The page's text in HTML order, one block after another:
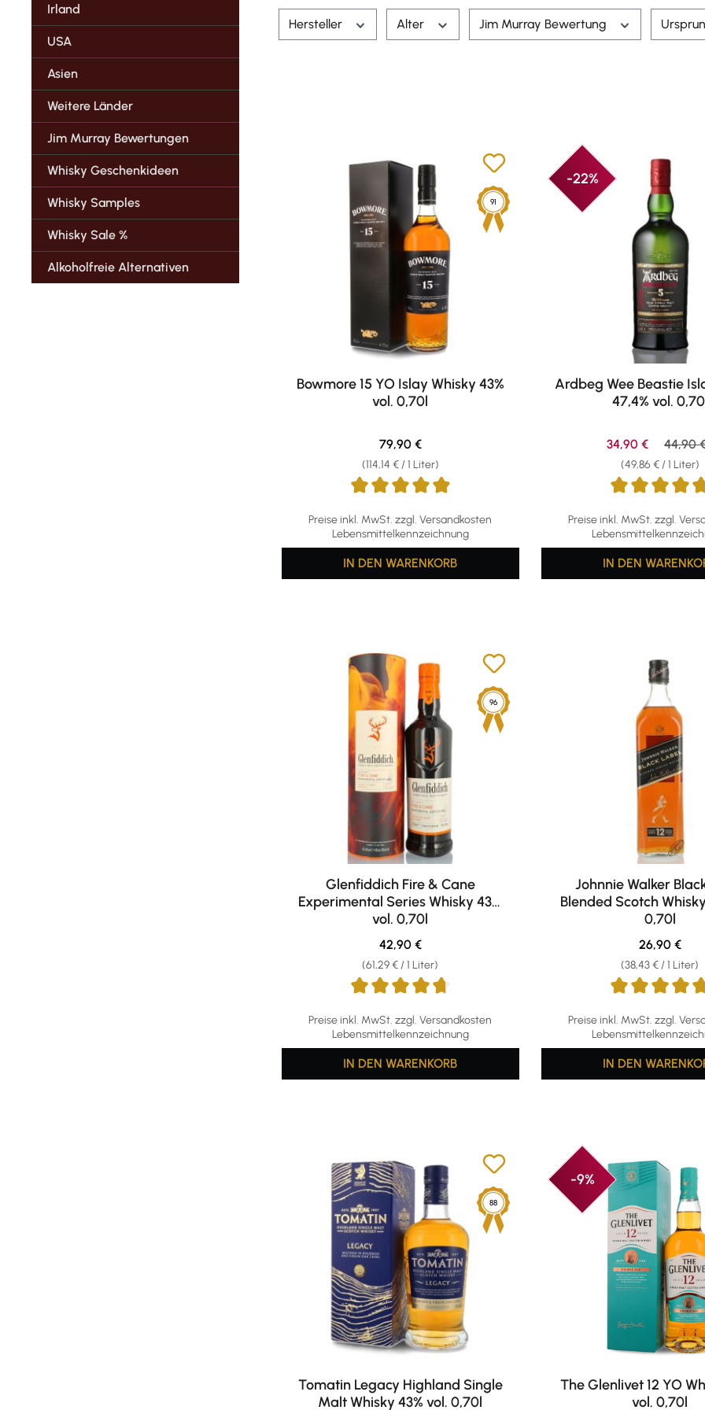
Irland
USA
Asien
Weitere Länder
Jim Murray Bewertungen
Whisky Geschenkideen
Whisky Samples
Whisky Sale %
Alkoholfreie Alternativen
Hersteller Alter Jim Murray Bewertung
91
Bowmore 15 YO Islay Whisky 43%
vol. 0,70l
Preise inkl. MwSt. zzgl. Versandkosten
Lebensmittelkennzeichnung
(114,14 € / 1 Liter)
Regulärer Preis:
79,90 €
IN DEN WARENKORB
-22%
Ardbeg Wee Beastie
47,4% vol.
Preise inkl. MwSt. zzgl.
(49,86 € / 1 Liter)
Verkaufspreis:
34,90 € 44,90
IN DEN
96
Glenfiddich Fire & Cane
Experimental Series Whisky 43%
vol. 0,70l
Preise inkl. MwSt. zzgl. Versandkosten
Lebensmittelkennzeichnung
(61,29 € / 1 Liter)
Regulärer Preis:
42,90 €
IN DEN WARENKORB
Johnnie Walker
Blended Scotch
0,70l
Preise inkl. MwSt. zzgl.
(38,43 € / 1 Liter)
Regulärer
26,90 €
IN DEN
88
Tomatin Legacy Highland Single
Malt Whisky 43% vol. 0,70l
-9%
The Glenlivet 12 YO
vol. 0,70l